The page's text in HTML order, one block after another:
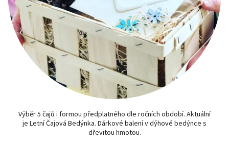
Výběr 5 čajů i formou předplatného dle ročních období. Aktuální
je Letní Čajová Bedýnka. Dárkové balení v dýhové bedýnce s
dřevitou hmotou.